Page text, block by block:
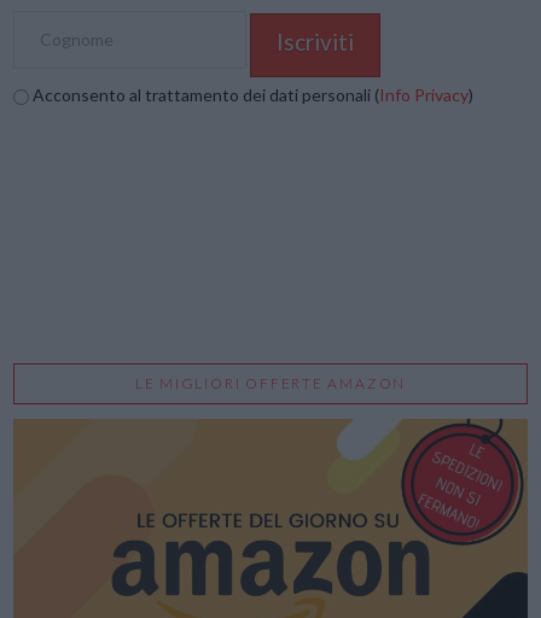
Acconsento al trattamento dei dati personali (Info Privacy)
LE MIGLIORI OFFERTE AMAZON